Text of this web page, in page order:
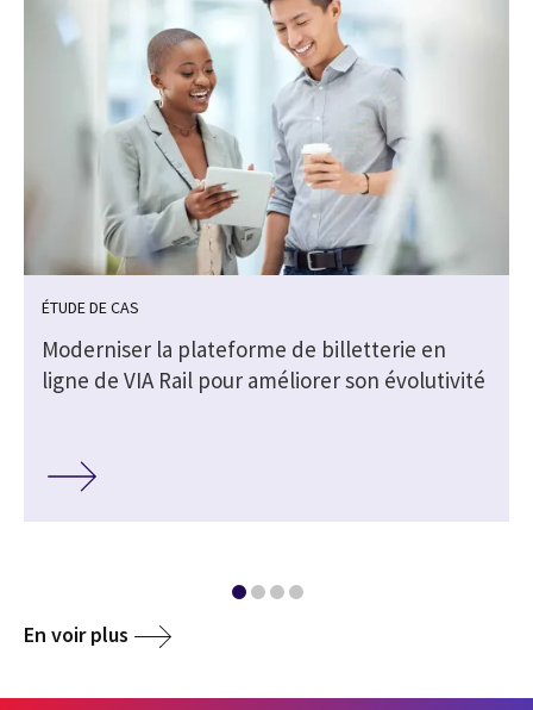
ÉTUDE DE CAS
Moderniser la plateforme de billetterie en
ligne de VIA Rail pour améliorer son évolutivité
En voir plus